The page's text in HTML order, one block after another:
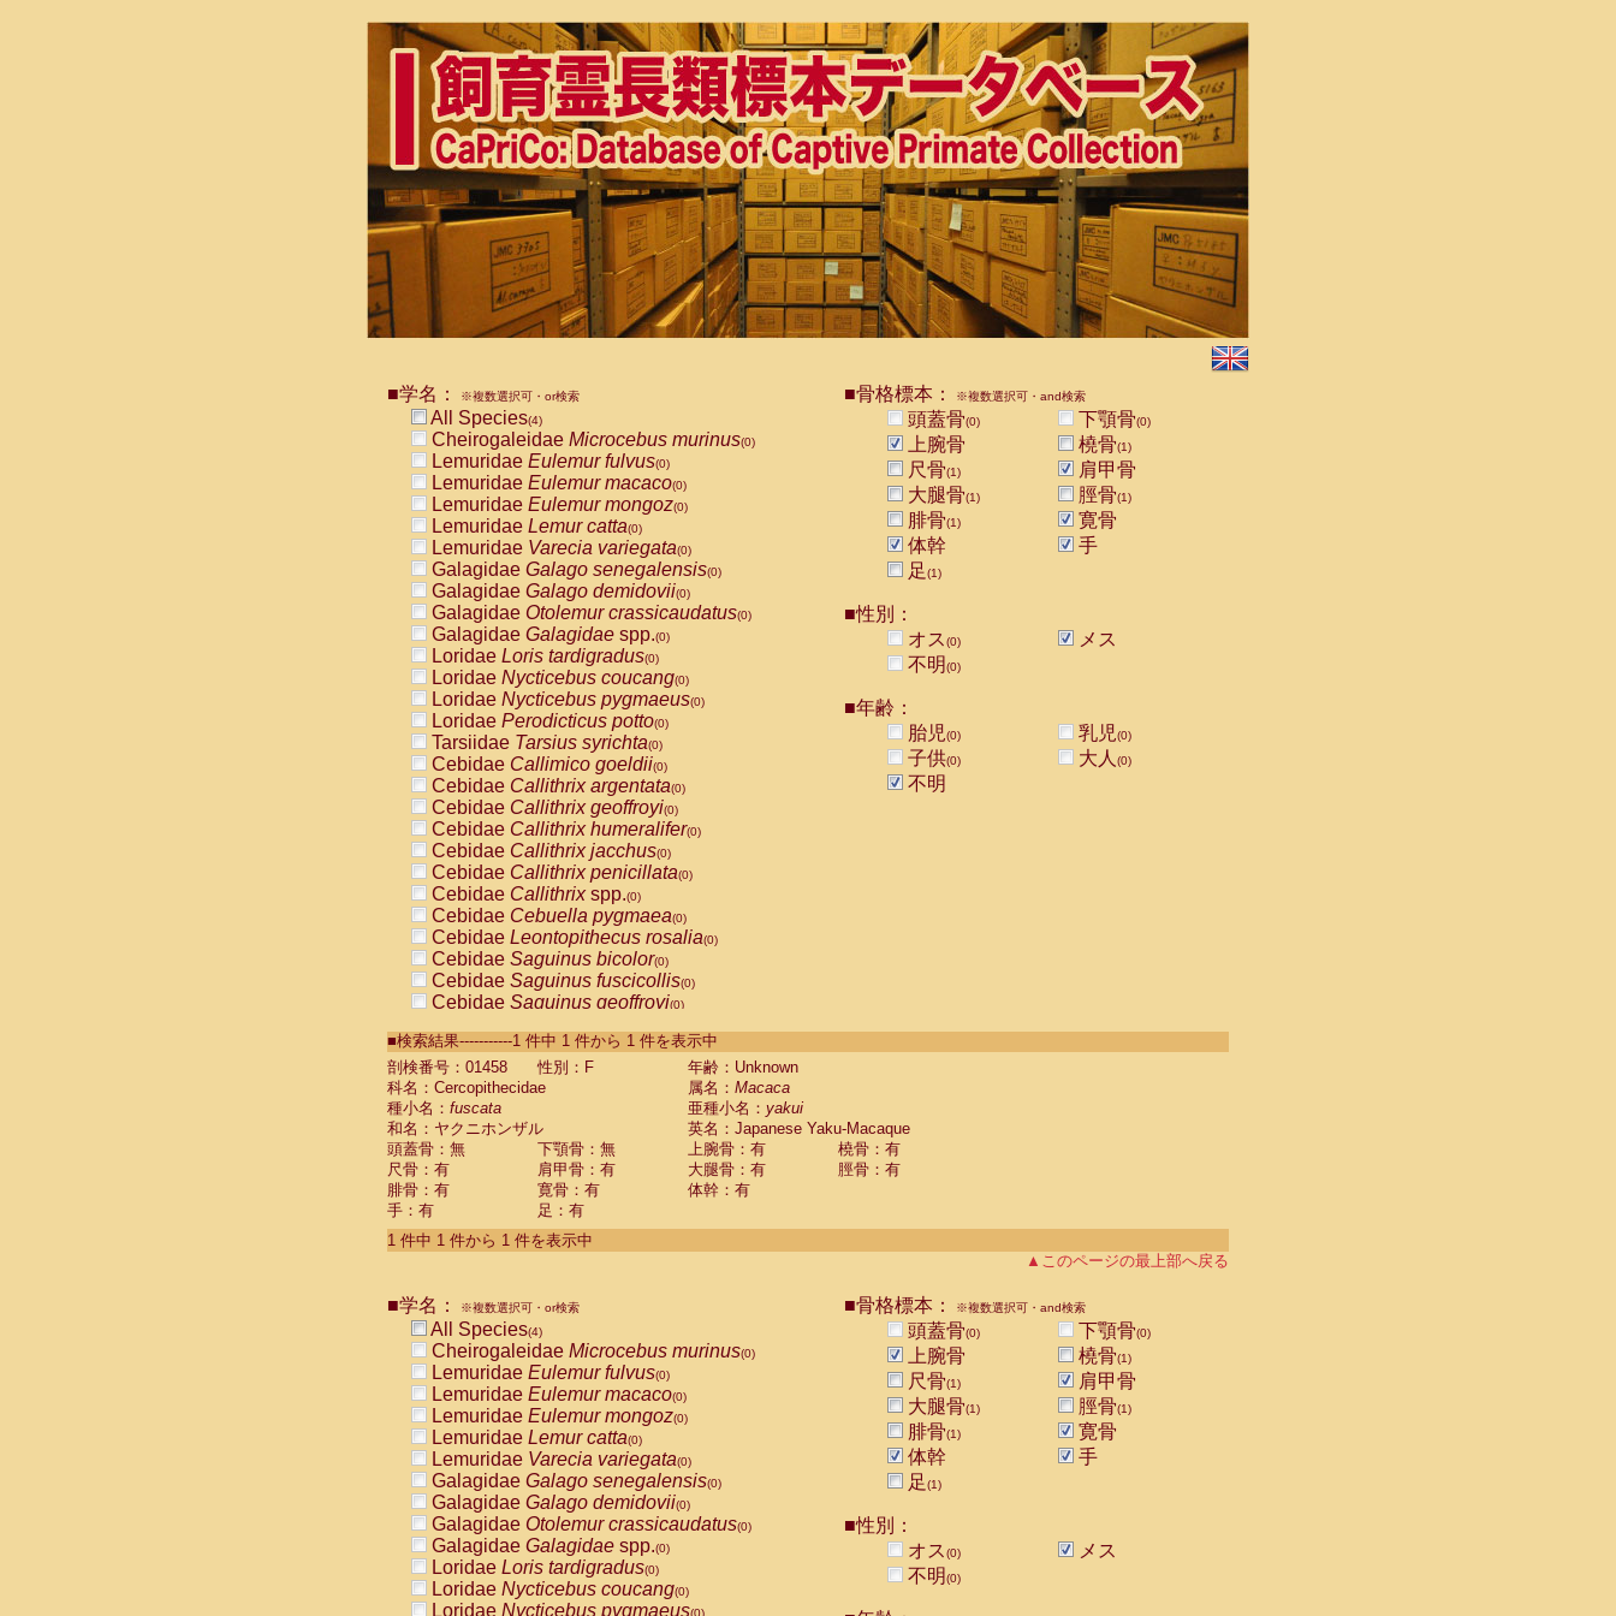
■学名： ※複数選択可・or検索
All Species(4)
Cheirogaleidae Microcebus murinus(0)
Lemuridae Eulemur fulvus(0)
Lemuridae Eulemur macaco(0)
Lemuridae Eulemur mongoz(0)
Lemuridae Lemur catta(0)
Lemuridae Varecia variegata(0)
Galagidae Galago senegalensis(0)
Galagidae Galago demidovii(0)
Galagidae Otolemur crassicaudatus(0)
Galagidae Galagidae spp.(0)
Loridae Loris tardigradus(0)
Loridae Nycticebus coucang(0)
Loridae Nycticebus pygmaeus(0)
Loridae Perodicticus potto(0)
Tarsiidae Tarsius syrichta(0)
Cebidae Callimico goeldii(0)
Cebidae Callithrix argentata(0)
Cebidae Callithrix geoffroyi(0)
Cebidae Callithrix humeralifer(0)
Cebidae Callithrix jacchus(0)
Cebidae Callithrix penicillata(0)
Cebidae Callithrixspp.(0)
Cebidae Cebuella pygmaea(0)
Cebidae Leontopithecus rosalia(0)
Cebidae Saguinus bicolor(0)
Cebidae Saguinus fuscicollis(0)
Cebidae Saguinus geoffroyi(0)
CebidaeSaguinus labiatus(0)
Cebidae Saguinus leucopus (0)
CebidaeSaguinus midas
Cebidae
CebidaeSaguinus nigricollis (1)
Cebidae Saguinus oedipus
Cebidae Saguinus weddelli
Cebidae Saguinusspp.
Cebidae Aotus trivirgatus
Cebidae Cebus albifrons
CebidaeCebus nigrivittatus
CebidaeCebus
CebidaeSaimiri boliviensis(0)
CebidaeSaimiri sciureus(0)
AtelidaeAlouatta caraya(0)
AtelidaeAlouatta fusca(0)
AtelidaeAlouatta seniculus
AtelidaeAlouattaspp.(0)
AtelidaeAteles belzebuth(0)
AtelidaeAteles geoffroyi(0)
AtelidaeAteles paniscus(0)
AtelidaeAtelesspp.(0)
Atelidae Lagothrix lagothricha
AtelidaeLagothrix lagothricha cana
PitheciidaeCacajao calvus rubicundus
■骨格標本： ※複数選択可・and検索
頭蓋骨(0) 下顎骨(0)
上腕骨 橈骨(1)
尺骨(1)
肩甲骨
大腿骨(1) 脛骨(1)
腓骨(1)
寛骨
体幹
手
足(1)
■性別：
オス(0)
メス
不明(0)
■年齢：
胎児(0) 乳児(0)
子供(0) 大人 (0)
不明
■検索結果-----------1 件中 1 件から 1 件を表示中
剖検番号：01458
性別：F
年齢：Unknown
科名：Cercopithecidae
属名： Macaca
種小名： fuscata 亜種小名： yakui
和名：ヤクニホンザル
英名：Japanese Yaku-Macaque
頭蓋骨：無
下顎骨：無 上腕骨：有
橈骨：有
尺骨：有
肩甲骨：有 大腿骨：有
脛骨：有
腓骨：有
寛骨：有
体幹：有
手：有
足：有
1 件中 1 件から 1 件を表示中
▲このページの最上部へ戻る
■学名： ※複数選択可・or検索
All Species(4)
Cheirogaleidae Microcebus murinus(0)
Lemuridae Eulemur fulvus(0)
Lemuridae Eulemur macaco(0)
Lemuridae Eulemur mongoz(0)
Lemuridae Lemur catta(0)
Lemuridae Varecia variegata(0)
Galagidae Galago senegalensis(0)
Galagidae Galago demidovii(0)
Galagidae Otolemur crassicaudatus(0)
Galagidae Galagidae spp.(0)
Loridae Loris tardigradus(0)
Loridae Nycticebus coucang(0)
Loridae Nycticebus pygmaeus(0)
■骨格標本： ※複数選択可・and検索
頭蓋骨(0) 下顎骨(0)
上腕骨 橈骨(1)
尺骨(1)
肩甲骨
大腿骨(1) 脛骨(1)
腓骨(1)
寛骨
体幹
手
足(1)
■性別：
オス(0)
メス
不明(0)